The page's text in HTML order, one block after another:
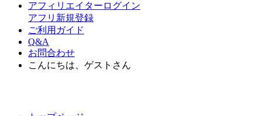
アフィリエイターログイン
アフリ新規登録
ご利用ガイド
Q&A
お問合わせ
こんにちは、ゲストさん